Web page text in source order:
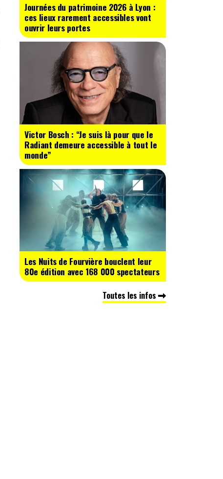
Journées du patrimoine 2026 à Lyon :
ces lieux rarement accessibles vont
ouvrir leurs portes
Victor Bosch : “Je suis là pour que le
Radiant demeure accessible à tout le
monde”
Les Nuits de Fourvière bouclent leur
80e édition avec 168 000 spectateurs
Toutes les infos